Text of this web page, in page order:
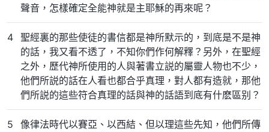
聲音，怎樣確定全能神就是主耶穌的再來呢？
4 聖經裏的那些使徒的書信都是神所默示的，到底是不是神
的話，我又看不透了，不知你們作何解釋？另外，在聖經
之外，歷代神所使用的人與著書立説的屬靈人物也不少，
他們所説的話在人看也都合乎真理，對人都有造就，那他
們所説的這些符合真理的話與神的話語到底有什麽區别？
5
像律法時代以賽亞、以西結、但以理這些先知，他們所傳